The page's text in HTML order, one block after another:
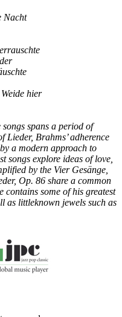
Nacht
hier
spans a period of
Brahms’ adherence
a modern approach to
songs explore ideas of love,
by the Vier Gesänge,
Op. 86 share a common
contains some of his greatest
as littleknown jewels such as